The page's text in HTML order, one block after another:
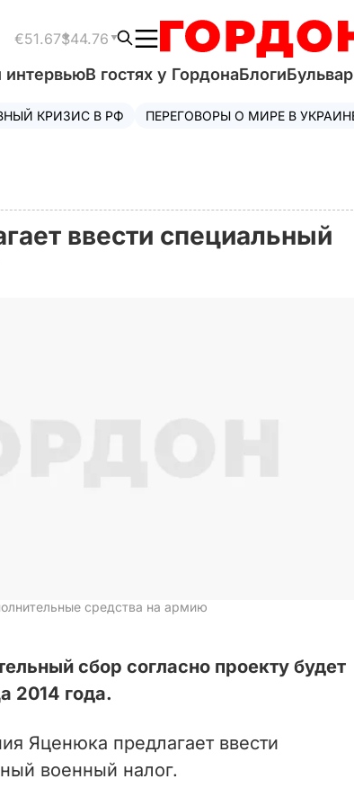
€51.67$44.76
интервьюВ гостях у ГордонаБлогиБульвар
КРИЗИС В РФ ПЕРЕГОВОРЫ О МИРЕ В
ввести специальный
средства на армию
сбор согласно проекту будет
2014 года.
Яценюка предлагает ввести
военный налог.